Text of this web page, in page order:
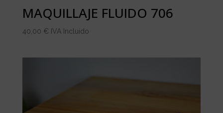
MAQUILLAJE FLUIDO 706
40,00 € IVA Incluido